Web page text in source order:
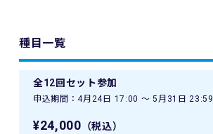
種目一覧
全12回セット参加
申込期間：4月24日 17:00 〜 5月31日 23:59
¥24,000 （税込）